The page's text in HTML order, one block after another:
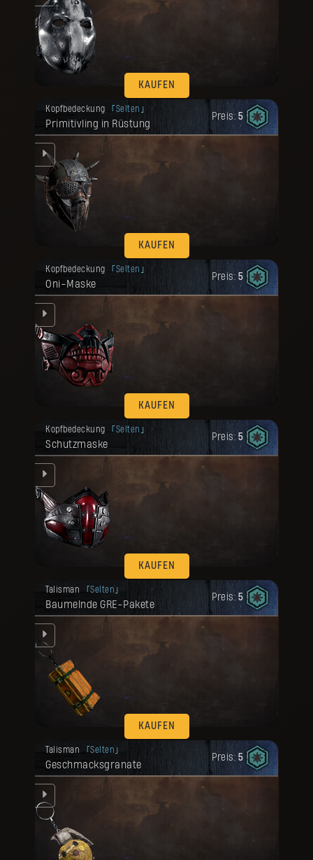
KAUFEN
Kopfbedeckung Selten
Primitivling in Rüstung
Preis: 5
KAUFEN
Deine Belohnung ist freigeschaltet
worden.
Kopfbedeckung Selten
Oni-Maske
Preis: 5
KAUFEN
Deine Belohnung ist freigeschaltet
worden.
Kopfbedeckung Selten
Schutzmaske
Preis: 5
KAUFEN
Deine Belohnung ist freigeschaltet
worden.
Talisman Selten
Baumelnde GRE-Pakete
Preis: 5
KAUFEN
Deine Belohnung ist freigeschaltet
worden.
Talisman Selten
Geschmacksgranate
Preis: 5
Deine Belohnung ist freigeschaltet
worden.